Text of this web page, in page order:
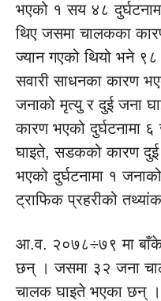
भएको १ सय ४८
थिए जसमा चालकका
ज्यान गएको थियो भने
सवारी साधनका कारण
जनाको मृत्यु र दुई जना
कारण भएको दुर्घटनामा
घाइते, सडकको कारण दुई
भएको दुर्घटनामा १
ट्राफिक प्रहरीको
आ.व. २०७८÷७९ मा
छन् । जसमा ३२ जना
चालक घाइते भएका छन्